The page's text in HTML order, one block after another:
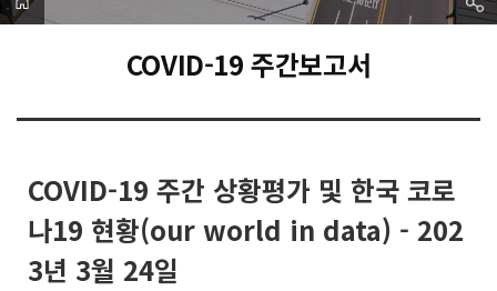
COVID-19 주간보고서
COVID-19 주간 상황평가 및 한국 코로
나19 현황(our world in data) - 202
3년 3월 24일